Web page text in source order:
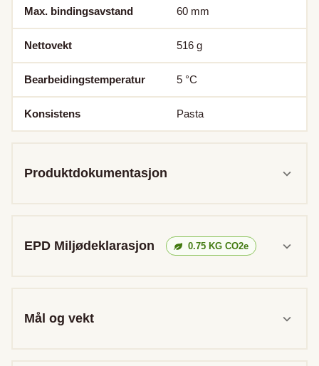
Max. bindingsavstand 60 mm
Nettovekt 516 g
Bearbeidingstemperatur 5 °C
Konsistens Pasta
Produktdokumentasjon
EPD Miljødeklarasjon 0.75 KG CO2e
Mål og vekt